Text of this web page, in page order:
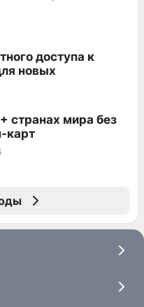
доступа к
новых
странах мира без
карт